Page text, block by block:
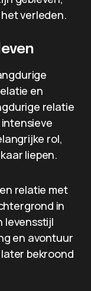
verleden.
en
relatie
rol,
liepen.
relatie met
in
levensstijl
en avontuur
bekroond